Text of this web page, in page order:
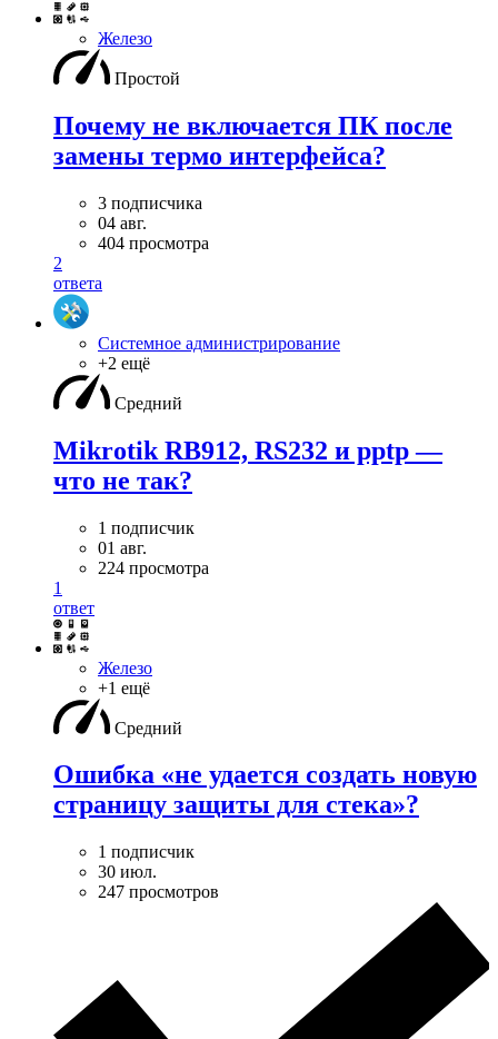
Железо
Простой
Почему не включается ПК после
замены термо интерфейса?
3 подписчика
04 авг.
404 просмотра
2
ответа
Системное администрирование
+2 ещё
Средний
Mikrotik RB912, RS232 и pptp —
что не так?
1 подписчик
01 авг.
224 просмотра
1
ответ
Железо
+1 ещё
Средний
Ошибка «не удается создать новую
страницу защиты для стека»?
1 подписчик
30 июл.
247 просмотров